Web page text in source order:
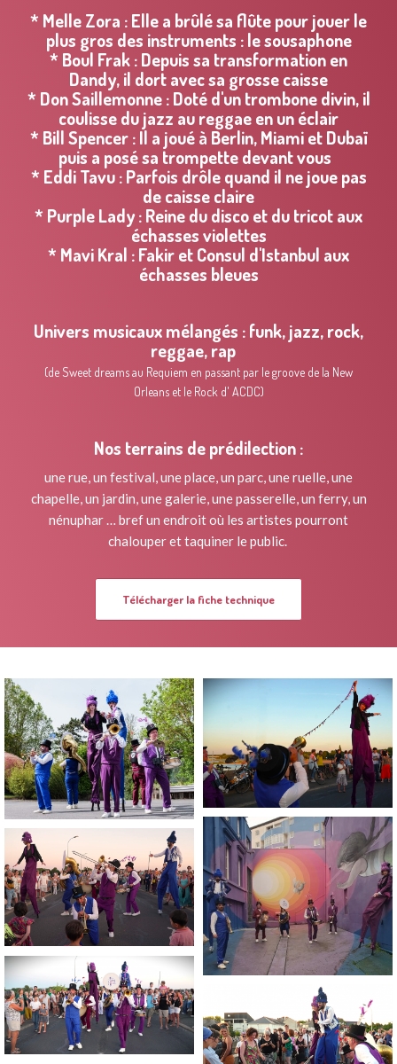
* Melle Zora : Elle a brûlé sa flûte pour jouer le
plus gros des instruments : le sousaphone
* Boul Frak : Depuis sa transformation en
Dandy, il dort avec sa grosse caisse
* Don Saillemonne : Doté d'un trombone divin, il
coulisse du jazz au reggae en un éclair
* Bill Spencer : Il a joué à Berlin, Miami et Dubaï
puis a posé sa trompette devant vous
* Eddi Tavu : Parfois drôle quand il ne joue pas
de caisse claire
* Purple Lady : Reine du disco et du tricot aux
échasses violettes
* Mavi Kral : Fakir et Consul d'Istanbul aux
échasses bleues
Univers musicaux mélangés : funk, jazz, rock,
reggae, rap
(de Sweet dreams au Requiem en passant par le groove de la New
Orleans et le Rock d' ACDC)
Nos terrains de prédilection :
une rue, un festival, une place, un parc, une ruelle, une
chapelle, un jardin, une galerie, une passerelle, un ferry, un
nénuphar … bref un endroit où les artistes pourront
chalouper et taquiner le public.
Télécharger la fiche technique